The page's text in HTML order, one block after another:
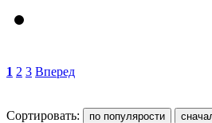
1 2 3 Вперед
Сортировать: